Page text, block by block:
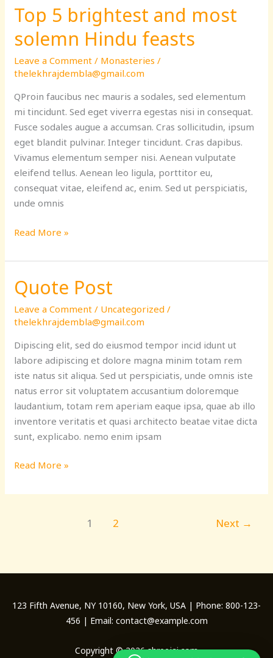
Top 5 brightest and most
solemn Hindu feasts
Leave a Comment / Monasteries /
thelekhrajdembla@gmail.com
QProin faucibus nec mauris a sodales, sed elementum
mi tincidunt. Sed eget viverra egestas nisi in consequat.
Fusce sodales augue a accumsan. Cras sollicitudin, ipsum
eget blandit pulvinar. Integer tincidunt. Cras dapibus.
Vivamus elementum semper nisi. Aenean vulputate
eleifend tellus. Aenean leo ligula, porttitor eu,
consequat vitae, eleifend ac, enim. Sed ut perspiciatis,
unde omnis
Top
5
brightest
and
most
Hindu
feasts
Read More »
Quote Post
Leave a Comment / Uncategorized /
thelekhrajdembla@gmail.com
Dipiscing elit, sed do eiusmod tempor incid idunt ut
labore adipiscing et dolore magna minim totam rem
iste natus sit aliqua. Sed ut perspiciatis, unde omnis iste
natus error sit voluptatem accusantium doloremque
laudantium, totam rem aperiam eaque ipsa, quae ab illo
inventore veritatis et quasi architecto beatae vitae dicta
sunt, explicabo. nemo enim ipsam
Quote
Post
Read More »
1 2 Next →
123 Fifth Avenue, NY 10160, New York, USA | Phone: 800-123-
456 | Email: contact@example.com
Copyright © 2026 shreejai.com